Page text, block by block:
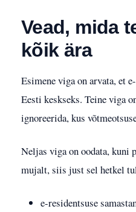
Vead, mida
kõik ära
Esimene viga on arvata, et
Eesti keskseks. Teine viga
ignoreerida, kus
Neljas viga on oodata, kuni
mujalt, siis just sel hetkel
e-residentsuse